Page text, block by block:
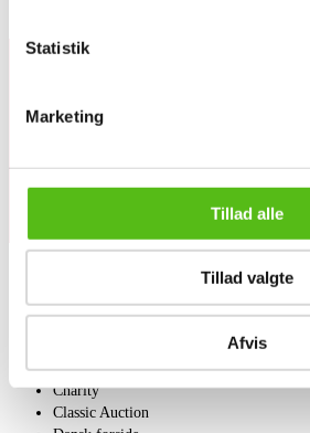
Statistik
Marketing
Tillad alle
Tillad valgte
Afvis
36 fl. Zoé, Les Herbettes, red wine,
Sign up for our newsletter and
Call us +45 44509800
Charity
Classic Auction